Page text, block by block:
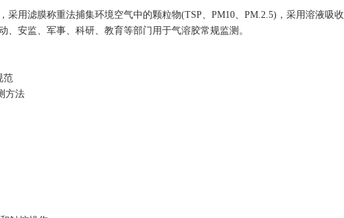
用滤膜称重法捕集环境空气中的颗粒物(TSP、PM10、PM.2.5)，采用溶液吸收
安监、军事、科研、教育等部门用于气溶胶常规监测。
范
方法